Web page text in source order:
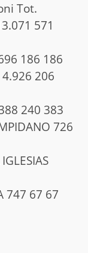
Tot.
571
186 186
206
240 383
726
747 67 67